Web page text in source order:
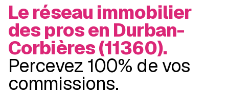
Le réseau immobilier
des pros en Durban-
Corbières (11360).
Percevez 100% de vos
commissions.